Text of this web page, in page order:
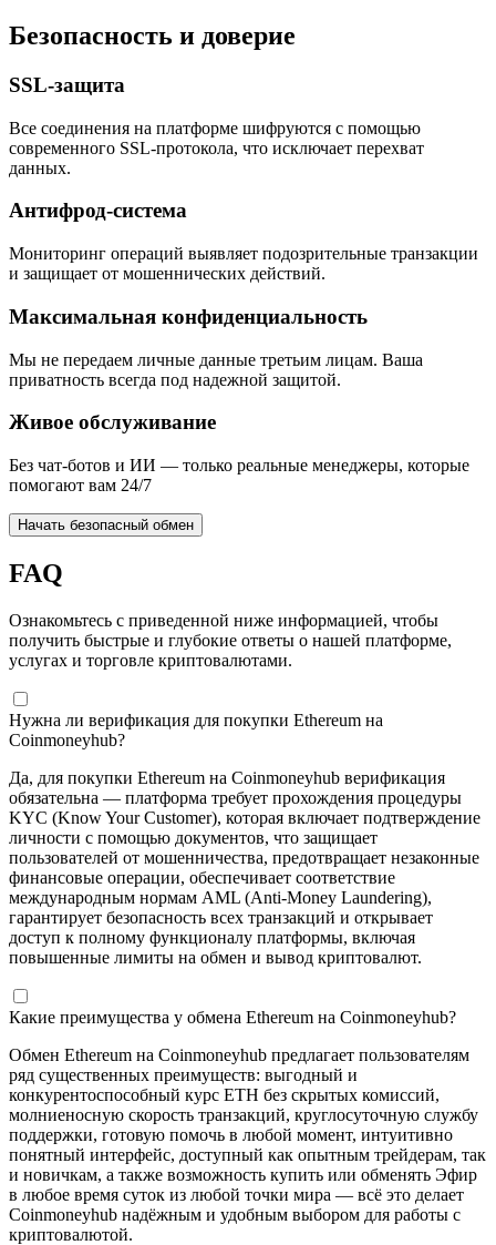
Безопасность и доверие
SSL-защита
Все соединения на платформе шифруются с помощью
современного SSL-протокола, что исключает перехват
данных.
Антифрод-система
Мониторинг операций выявляет подозрительные транзакции
и защищает от мошеннических действий.
Максимальная конфиденциальность
Мы не передаем личные данные третьим лицам. Ваша
приватность всегда под надежной защитой.
Живое обслуживание
Без чат-ботов и ИИ — только реальные менеджеры, которые
помогают вам 24/7
Начать безопасный обмен
FAQ
Ознакомьтесь с приведенной ниже информацией, чтобы
получить быстрые и глубокие ответы о нашей платформе,
услугах и торговле криптовалютами.
Нужна ли верификация для покупки Ethereum на
Coinmoneyhub?
Да, для покупки Ethereum на Coinmoneyhub верификация
обязательна — платформа требует прохождения процедуры
KYC (Know Your Customer), которая включает подтверждение
личности с помощью документов, что защищает
пользователей от мошенничества, предотвращает незаконные
финансовые операции, обеспечивает соответствие
международным нормам AML (Anti-Money Laundering),
гарантирует безопасность всех транзакций и открывает
доступ к полному функционалу платформы, включая
повышенные лимиты на обмен и вывод криптовалют.
Какие преимущества у обмена Ethereum на Coinmoneyhub?
Обмен Ethereum на Coinmoneyhub предлагает пользователям
ряд существенных преимуществ: выгодный и
конкурентоспособный курс ETH без скрытых комиссий,
молниеносную скорость транзакций, круглосуточную службу
поддержки, готовую помочь в любой момент, интуитивно
понятный интерфейс, доступный как опытным трейдерам, так
и новичкам, а также возможность купить или обменять Эфир
в любое время суток из любой точки мира — всё это делает
Coinmoneyhub надёжным и удобным выбором для работы с
криптовалютой.